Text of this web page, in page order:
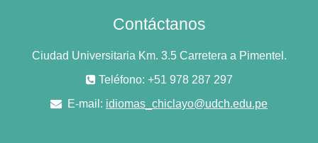
Contáctanos
Ciudad Universitaria Km. 3.5 Carretera a Pimentel.
Teléfono: +51 978 287 297
E-mail: idiomas_chiclayo@udch.edu.pe